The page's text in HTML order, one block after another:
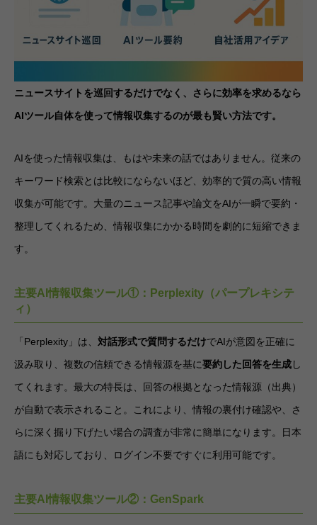
ニュースサイトを巡回するだけでなく、さらに効率を求めるなら
AIツール自体を使って情報収集するのが最も賢い方法です。
AIを使った情報収集は、もはや未来の話ではありません。従来の
キーワード検索とは比較にならないほど、効率的で質の高い情報
収集が可能です。大量のニュース記事や論文をAIが一瞬で要約・
整理してくれるため、情報収集にかかる時間を劇的に短縮できま
す。
主要AI情報収集ツール①：Perplexity（パープレキシテ
ィ）
「Perplexity」は、 対話形式で質問するだけでAIが意図を正確に
汲み取り、複数の信頼できる情報源を基に要約した回答を生成し
てくれます。最大の特長は、回答の根拠となった情報源（出典）
が自動で表示されること。これにより、情報の裏付け確認や、さ
らに深く掘り下げたい場合の調査が非常に簡単になります。日本
語にも対応しており、ログイン不要ですぐに利用可能です。
主要AI情報収集ツール②：GenSpark